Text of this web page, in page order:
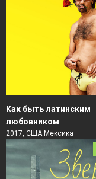
Как быть латинским
любовником
2017, США Мексика